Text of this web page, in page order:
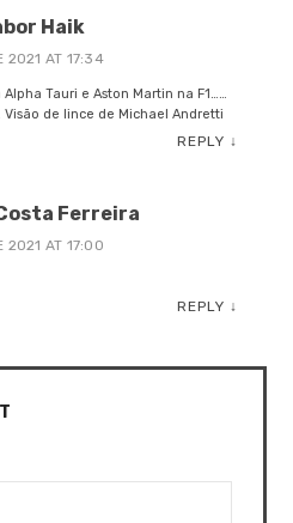
Haik
2021 AT 17:34
Tauri e Aston Martin na F1……
de lince de Michael Andretti
REPLY ↓
Ferreira
2021 AT 17:00
REPLY ↓